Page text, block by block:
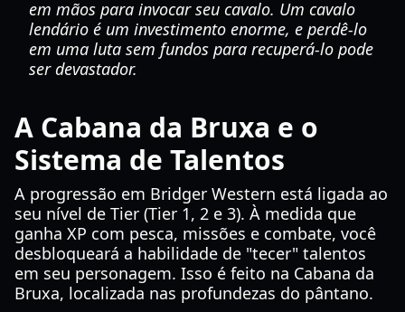
em mãos para invocar seu cavalo. Um cavalo
lendário é um investimento enorme, e perdê-lo
em uma luta sem fundos para recuperá-lo pode
ser devastador.
A Cabana da Bruxa e o
Sistema de Talentos
A progressão em Bridger Western está ligada ao
seu nível de Tier (Tier 1, 2 e 3). À medida que
ganha XP com pesca, missões e combate, você
desbloqueará a habilidade de "tecer" talentos
em seu personagem. Isso é feito na Cabana da
Bruxa, localizada nas profundezas do pântano.